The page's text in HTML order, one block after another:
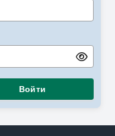
Войти